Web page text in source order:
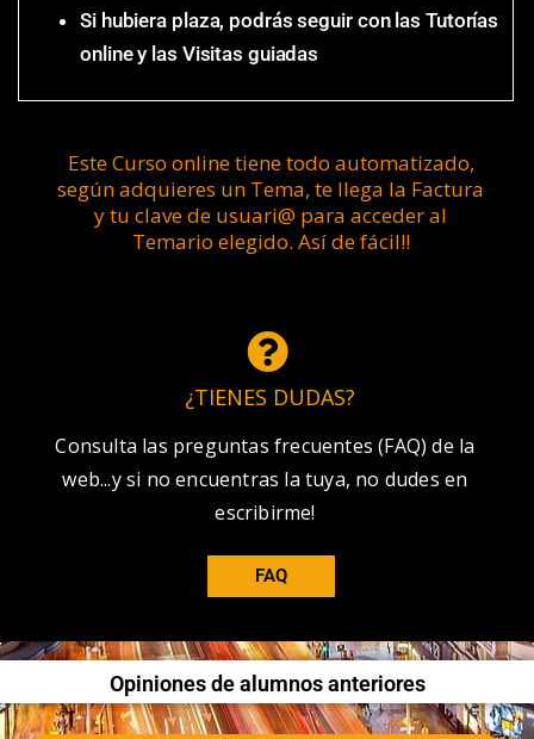
Si hubiera plaza, podrás seguir con las Tutorías
online y las Visitas guiadas
Este Curso online tiene todo automatizado,
según adquieres un Tema, te llega la Factura
y tu clave de usuari@ para acceder al
Temario elegido. Así de fácil!!
¿TIENES DUDAS?
Consulta las preguntas frecuentes (FAQ) de la
web...y si no encuentras la tuya, no dudes en
escribirme!
FAQ
Opiniones de alumnos anteriores